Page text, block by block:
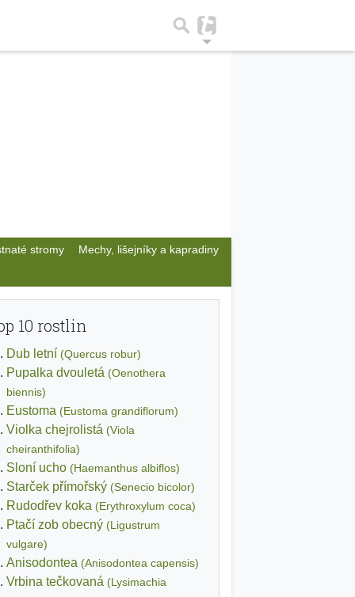
stromy Mechy, lišejníky a kapradiny
10 rostlin
Dub letní (Quercus robur)
Pupalka dvouletá (Oenothera
biennis)
Eustoma (Eustoma grandiflorum)
Violka chejrolistá (Viola
cheiranthifolia)
Sloní ucho (Haemanthus albiflos)
Starček přímořský (Senecio bicolor)
Rudodřev koka (Erythroxylum coca)
Ptačí zob obecný (Ligustrum
vulgare)
Anisodontea (Anisodontea capensis)
Vrbina tečkovaná (Lysimachia